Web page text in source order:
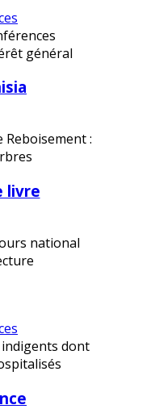
général
Reboisement :
livre
national
dont